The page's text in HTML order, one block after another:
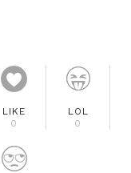
LIKE
0
LOL
0